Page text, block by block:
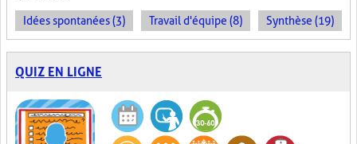
Idées spontanées (3) Travail d'équipe (8) Synthèse (19)
QUIZ EN LIGNE